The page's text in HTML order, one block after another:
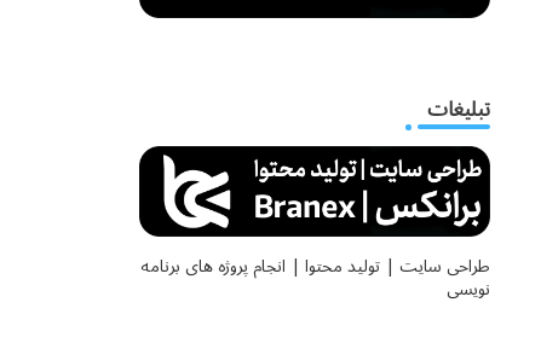
تبلیغات
طراحی سایت | تولید محتوا | انجام پروژه های برنامه
نویسی